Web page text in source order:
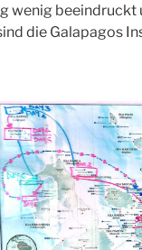
wenig beeindruckt
die Galapagos